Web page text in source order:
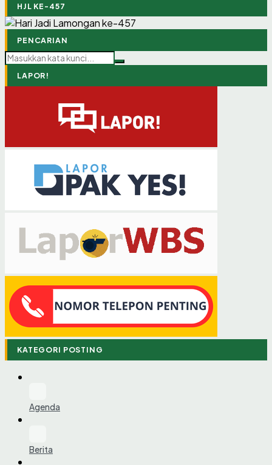
HJL KE-457
PENCARIAN
LAPOR!
KATEGORI POSTING
Agenda
Berita